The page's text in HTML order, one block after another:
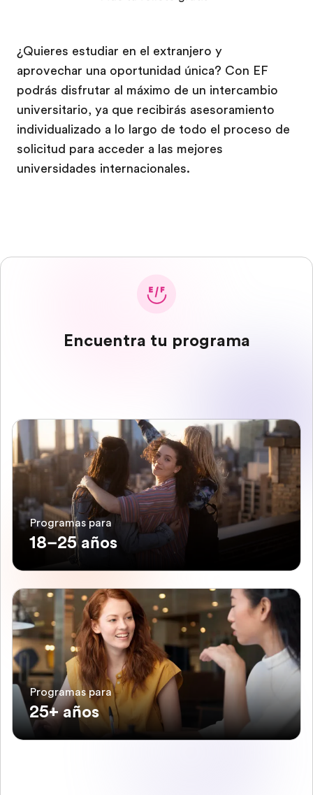
¿Quieres estudiar en el extranjero y
aprovechar una oportunidad única? Con EF
podrás disfrutar al máximo de un intercambio
universitario, ya que recibirás asesoramiento
individualizado a lo largo de todo el proceso de
solicitud para acceder a las mejores
universidades internacionales.
Encuentra tu programa
Programas para
18–25 años
Programas para
25+ años